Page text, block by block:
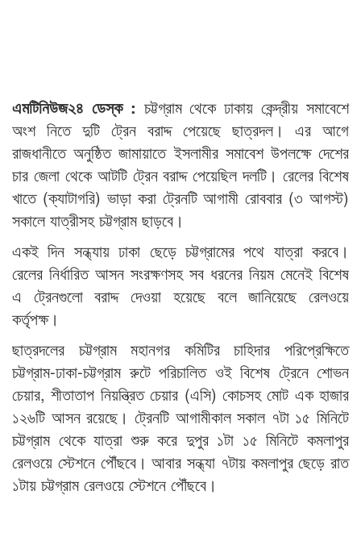
এমটিনিউজ২৪ ডেস্ক : চট্টগ্রাম থেকে ঢাকায় কেন্দ্রীয় সমাবেশে
অংশ নিতে দুটি ট্রেন বরাদ্দ পেয়েছে ছাত্রদল। এর আগে
রাজধানীতে অনুষ্ঠিত জামায়াতে ইসলামীর সমাবেশ উপলক্ষে দেশের
চার জেলা থেকে আটটি ট্রেন বরাদ্দ পেয়েছিল দলটি। রেলের বিশেষ
খাতে (ক্যাটাগরি) ভাড়া করা ট্রেনটি আগামী রোববার (৩ আগস্ট)
সকালে যাত্রীসহ চট্টগ্রাম ছাড়বে।
একই দিন সন্ধ্যায় ঢাকা ছেড়ে চট্টগ্রামের পথে যাত্রা করবে।
রেলের নির্ধারিত আসন সংরক্ষণসহ সব ধরনের নিয়ম মেনেই বিশেষ
এ ট্রেনগুলো বরাদ্দ দেওয়া হয়েছে বলে জানিয়েছে রেলওয়ে
কর্তৃপক্ষ।
ছাত্রদলের চট্টগ্রাম মহানগর কমিটির চাহিদার পরিপ্রেক্ষিতে
চট্টগ্রাম-ঢাকা-চট্টগ্রাম রুটে পরিচালিত ওই বিশেষ ট্রেনে শোভন
চেয়ার, শীতাতাপ নিয়ন্ত্রিত চেয়ার (এসি) কোচসহ মোট এক হাজার
১২৬টি আসন রয়েছে। ট্রেনটি আগামীকাল সকাল ৭টা ১৫ মিনিটে
চট্টগ্রাম থেকে যাত্রা শুরু করে দুপুর ১টা ১৫ মিনিটে কমলাপুর
রেলওয়ে স্টেশনে পৌঁছবে। আবার সন্ধ্যা ৭টায় কমলাপুর ছেড়ে রাত
১টায় চট্টগ্রাম রেলওয়ে স্টেশনে পৌঁছবে।